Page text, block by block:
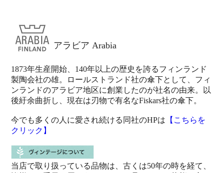
アラビア Arabia
1873年生産開始、140年以上の歴史を誇るフィンランド
製陶会社の雄。ロールストランド社の傘下として、フィ
ンランドのアラビア地区に創業したのが社名の由来。以
後紆余曲折し、現在は刃物で有名なFiskars社の傘下。
今でも多くの人に愛され続ける同社のHPは 【こちらを
クリック】
当店で取り扱っている品物は、古くは50年の時を経て、